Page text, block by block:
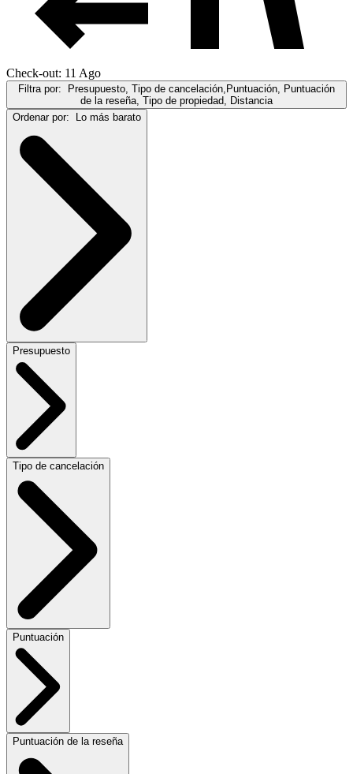
Check-out: 11 Ago
Filtra por:
Presupuesto, Tipo de cancelación,Puntuación, Puntuación
de la reseña, Tipo de propiedad, Distancia
Ordenar por:
Lo más barato
Presupuesto
Tipo de cancelación
Puntuación
Puntuación de la reseña